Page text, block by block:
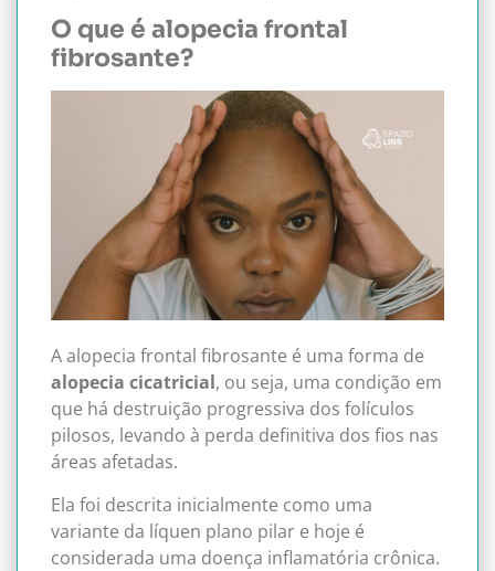
O que é alopecia frontal
fibrosante?
A alopecia frontal fibrosante é uma forma de
alopecia cicatricial, ou seja, uma condição em
que há destruição progressiva dos folículos
pilosos, levando à perda definitiva dos fios nas
áreas afetadas.
Ela foi descrita inicialmente como uma
variante da líquen plano pilar e hoje é
considerada uma doença inflamatória crônica.